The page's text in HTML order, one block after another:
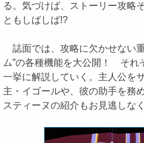
る。気づけば、ストーリー攻略
ともしばしば!?
誌面では、攻略に欠かせない
ム”の各種機能を大公開！ それ
一挙に解説していく。主人公を
主・イゴールや、彼の助手を務
スティーヌの紹介もお見逃しな